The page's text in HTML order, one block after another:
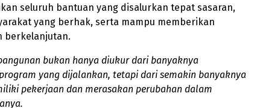
seluruh bantuan yang disalurkan tepat sasaran,
yang berhak, serta mampu memberikan
berkelanjutan.
bukan hanya diukur dari banyaknya
yang dijalankan, tetapi dari semakin banyaknya
pekerjaan dan merasakan perubahan dalam